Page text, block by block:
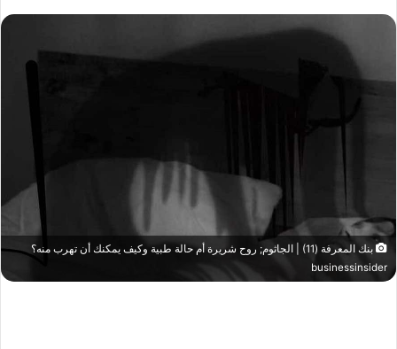
بنك المعرفة (11) | الجاثوم; روح شريرة أم حالة طبية وكيف يمكنك أن تهرب منه؟
businessinsider